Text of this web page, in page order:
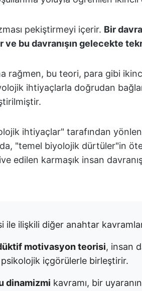
pekiştirmeyi içerir. Bir
bu davranışın gelecekte
rağmen, bu teori, para gibi
ihtiyaçlarla doğrudan
ihtiyaçlar" tarafından
"temel biyolojik dürtüler"in
edilen karmaşık insan
ile ilişkili diğer anahtar
motivasyon teorisi, insan
içgörülerle birleştirir.
dinamizmi kavramı, bir